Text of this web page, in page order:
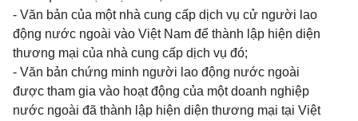
- Văn bản của một nhà cung cấp dịch vụ cử người lao
động nước ngoài vào Việt Nam để thành lập hiện diện
thương mại của nhà cung cấp dịch vụ đó;
- Văn bản chứng minh người lao động nước ngoài
được tham gia vào hoạt động của một doanh nghiệp
nước ngoài đã thành lập hiện diện thương mại tại Việt